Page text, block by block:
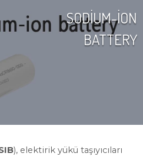
SODİUM-İON
BATTERY
), elektirik yükü taşıyıcıları